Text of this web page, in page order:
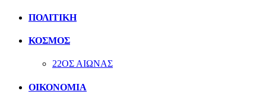
ΠΟΛΙΤΙΚΗ
ΚΟΣΜΟΣ
22ΟΣ ΑΙΩΝΑΣ
ΟΙΚΟΝΟΜΙΑ